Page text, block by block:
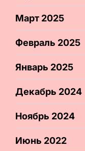
Март 2025
Февраль 2025
Январь 2025
Декабрь 2024
Ноябрь 2024
Июнь 2022